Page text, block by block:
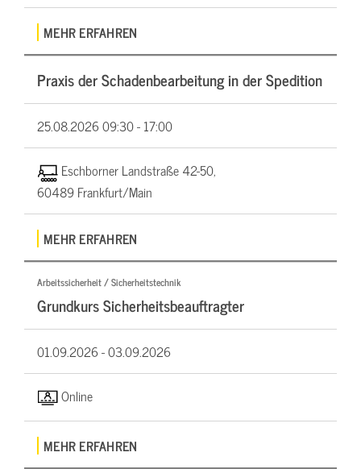
MEHR ERFAHREN
Praxis der Schadenbearbeitung in der Spedition
25.08.202609:30 - 17:00
Eschborner Landstraße 42-50,
60489 Frankfurt/Main
MEHR ERFAHREN
Arbeitssicherheit / Sicherheitstechnik
Grundkurs Sicherheitsbeauftragter
01.09.2026 -03.09.2026
Online
MEHR ERFAHREN